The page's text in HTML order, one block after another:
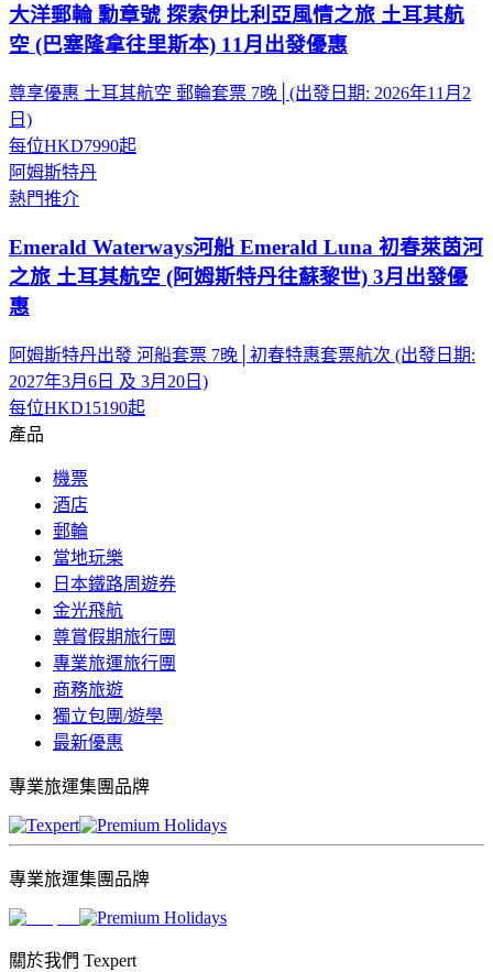
大洋郵輪 勳章號 探索伊比利亞風情之旅 土耳其航
空 (巴塞隆拿往里斯本) 11月出發優惠
尊享優惠 土耳其航空 郵輪套票 7晚│(出發日期: 2026年11月2
日)
每位HKD7990起
阿姆斯特丹
熱門推介
Emerald Waterways河船 Emerald Luna 初春萊茵河
之旅 土耳其航空 (阿姆斯特丹往蘇黎世) 3月出發優
惠
阿姆斯特丹出發 河船套票 7晚│初春特惠套票航次 (出發日期:
2027年3月6日 及 3月20日)
每位HKD15190起
產品
機票
酒店
郵輪
當地玩樂
日本鐵路周遊券
金光飛航
尊賞假期旅行團
專業旅運旅行團
商務旅遊
獨立包團/遊學
最新優惠
專業旅運集團品牌
專業旅運集團品牌
關於我們 Texpert